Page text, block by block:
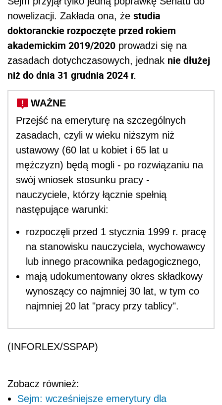
nowelizacji. Zakłada ona, że studia
doktoranckie rozpoczęte przed rokiem
akademickim 2019/2020 prowadzi się na
zasadach dotychczasowych, jednak nie dłużej
niż do dnia 31 grudnia 2024 r.
WAŻNE
Przejść na emeryturę na szczególnych
zasadach, czyli w wieku niższym niż
ustawowy (60 lat u kobiet i 65 lat u
mężczyzn) będą mogli - po rozwiązaniu na
swój wniosek stosunku pracy -
nauczyciele, którzy łącznie spełnią
następujące warunki:
rozpoczęli przed 1 stycznia 1999 r. pracę
na stanowisku nauczyciela, wychowawcy
lub innego pracownika pedagogicznego,
mają udokumentowany okres składkowy
wynoszący co najmniej 30 lat, w tym co
najmniej 20 lat "pracy przy tablicy".
(INFORLEX/SSPAP)
Zobacz również:
Sejm: wcześniejsze emerytury dla